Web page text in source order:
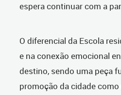
espera continuar com a
O diferencial da Escola
e na conexão emocional
destino, sendo uma peça
promoção da cidade